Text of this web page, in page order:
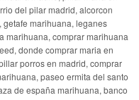
del pilar madrid, alcorcon
marihuana, leganes
marihuana, comprar marihuana
donde comprar maria en
porros en madrid, comprar
paseo ermita del santo
de españa marihuana, banco